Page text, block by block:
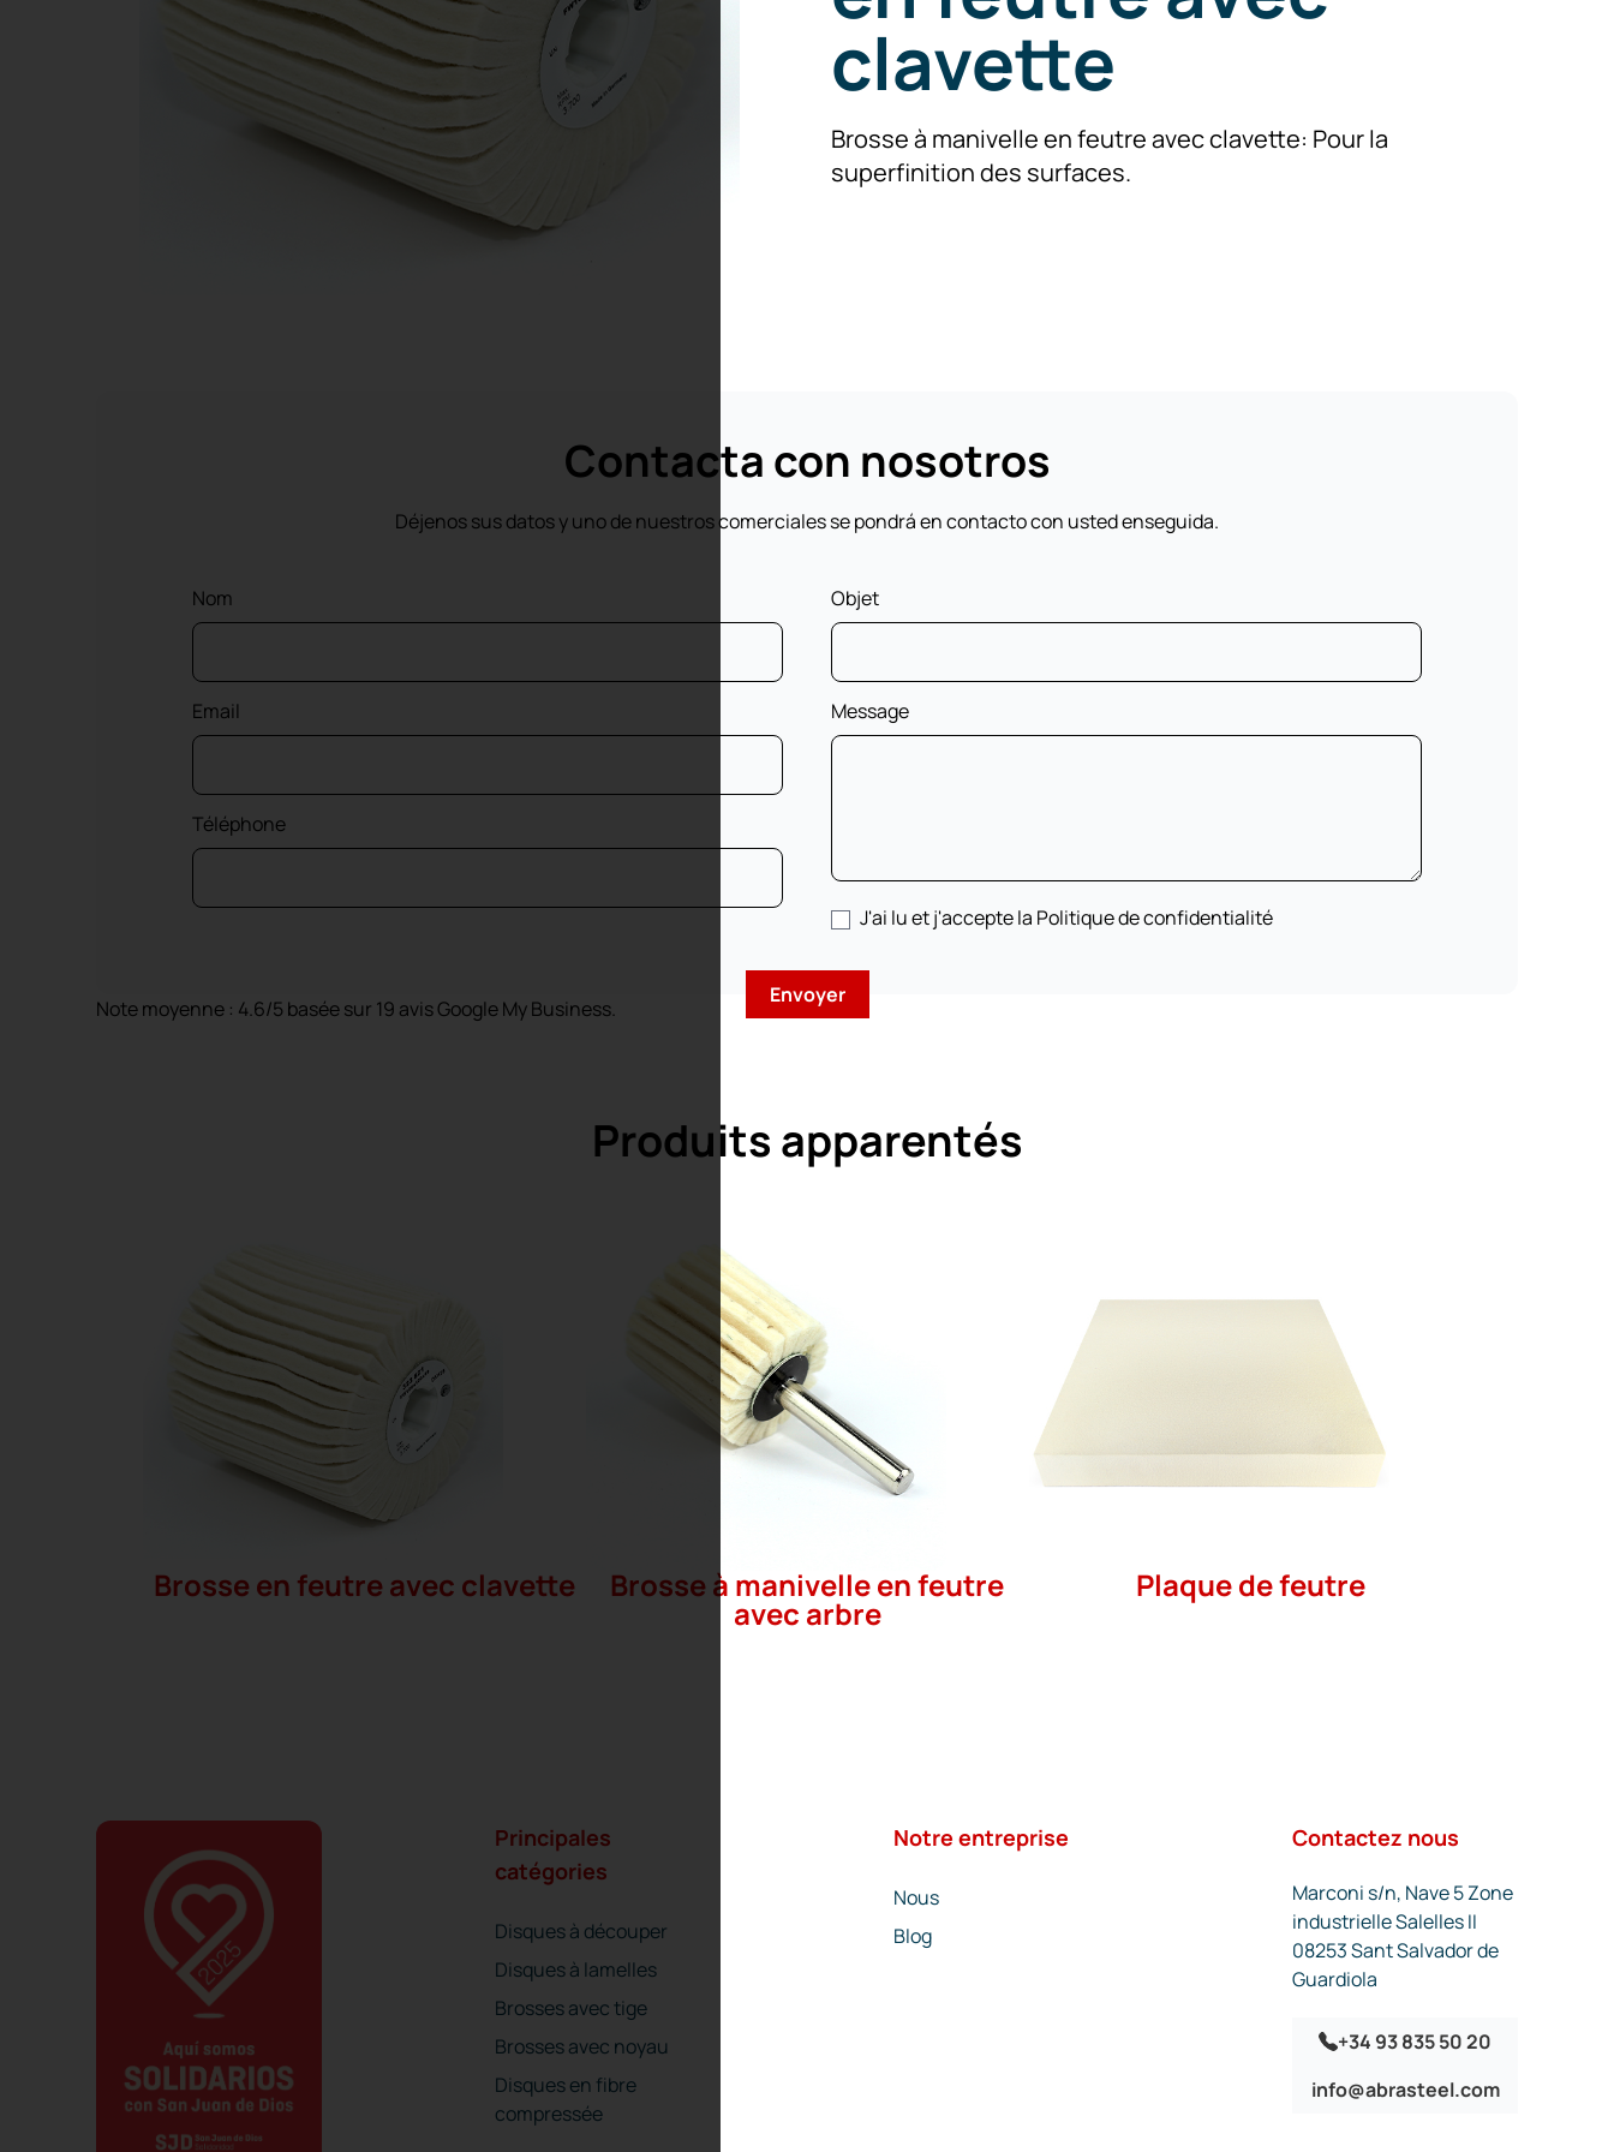
clavette
Brosse à manivelle en feutre avec clavette: Pour la
superfinition des surfaces.
Contacta con nosotros
Déjenos sus datos y uno de nuestros comerciales se pondrá en contacto con usted enseguida.
Nom
Email
Téléphone
Objet
Message
J'ai lu et j'accepte la Politique de confidentialité
Note moyenne : 4.6/5 basée sur 19 avis Google My Business.
Produits apparentés
Brosse en feutre avec clavette Brosse à manivelle en feutre
avec arbre
Plaque de feutre
Principales
catégories
Disques à découper
Disques à lamelles
Brosses avec tige
Brosses avec noyau
Disques en fibre
compressée
Notre entreprise
Nous
Blog
Contactez nous
Marconi s/n, Nave 5 Zone
industrielle Salelles II
08253 Sant Salvador de
Guardiola
+34 93 835 50 20
info@abrasteel.com